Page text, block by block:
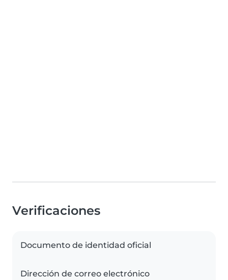
Verificaciones
Documento de identidad oficial
Dirección de correo electrónico